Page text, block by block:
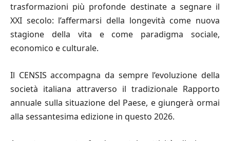
trasformazioni più profonde destinate a segnare il
XXI secolo: l’affermarsi della longevità come nuova
stagione della vita e come paradigma sociale,
economico e culturale.
Il CENSIS accompagna da sempre l’evoluzione della
società italiana attraverso il tradizionale Rapporto
annuale sulla situazione del Paese, e giungerà ormai
alla sessantesima edizione in questo 2026.